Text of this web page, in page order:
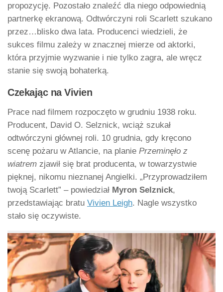
propozycję. Pozostało znaleźć dla niego odpowiednią
partnerkę ekranową. Odtwórczyni roli Scarlett szukano
przez…blisko dwa lata. Producenci wiedzieli, że
sukces filmu zależy w znacznej mierze od aktorki,
która przyjmie wyzwanie i nie tylko zagra, ale wręcz
stanie się swoją bohaterką.
Czekając na Vivien
Prace nad filmem rozpoczęto w grudniu 1938 roku.
Producent, David O. Selznick, wciąż szukał
odtwórczyni głównej roli. 10 grudnia, gdy kręcono
scenę pożaru w Atlancie, na planie Przeminęło z
wiatrem zjawił się brat producenta, w towarzystwie
pięknej, nikomu nieznanej Angielki. „Przyprowadziłem
twoją Scarlett” – powiedział Myron Selznick,
przedstawiając bratu Vivien Leigh. Nagle wszystko
stało się oczywiste.